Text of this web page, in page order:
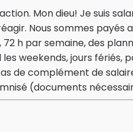
Mon dieu! Je suis
Nous sommes payés
72 h par semaine, des
les weekends, jours fériés,
de complément de
(documents